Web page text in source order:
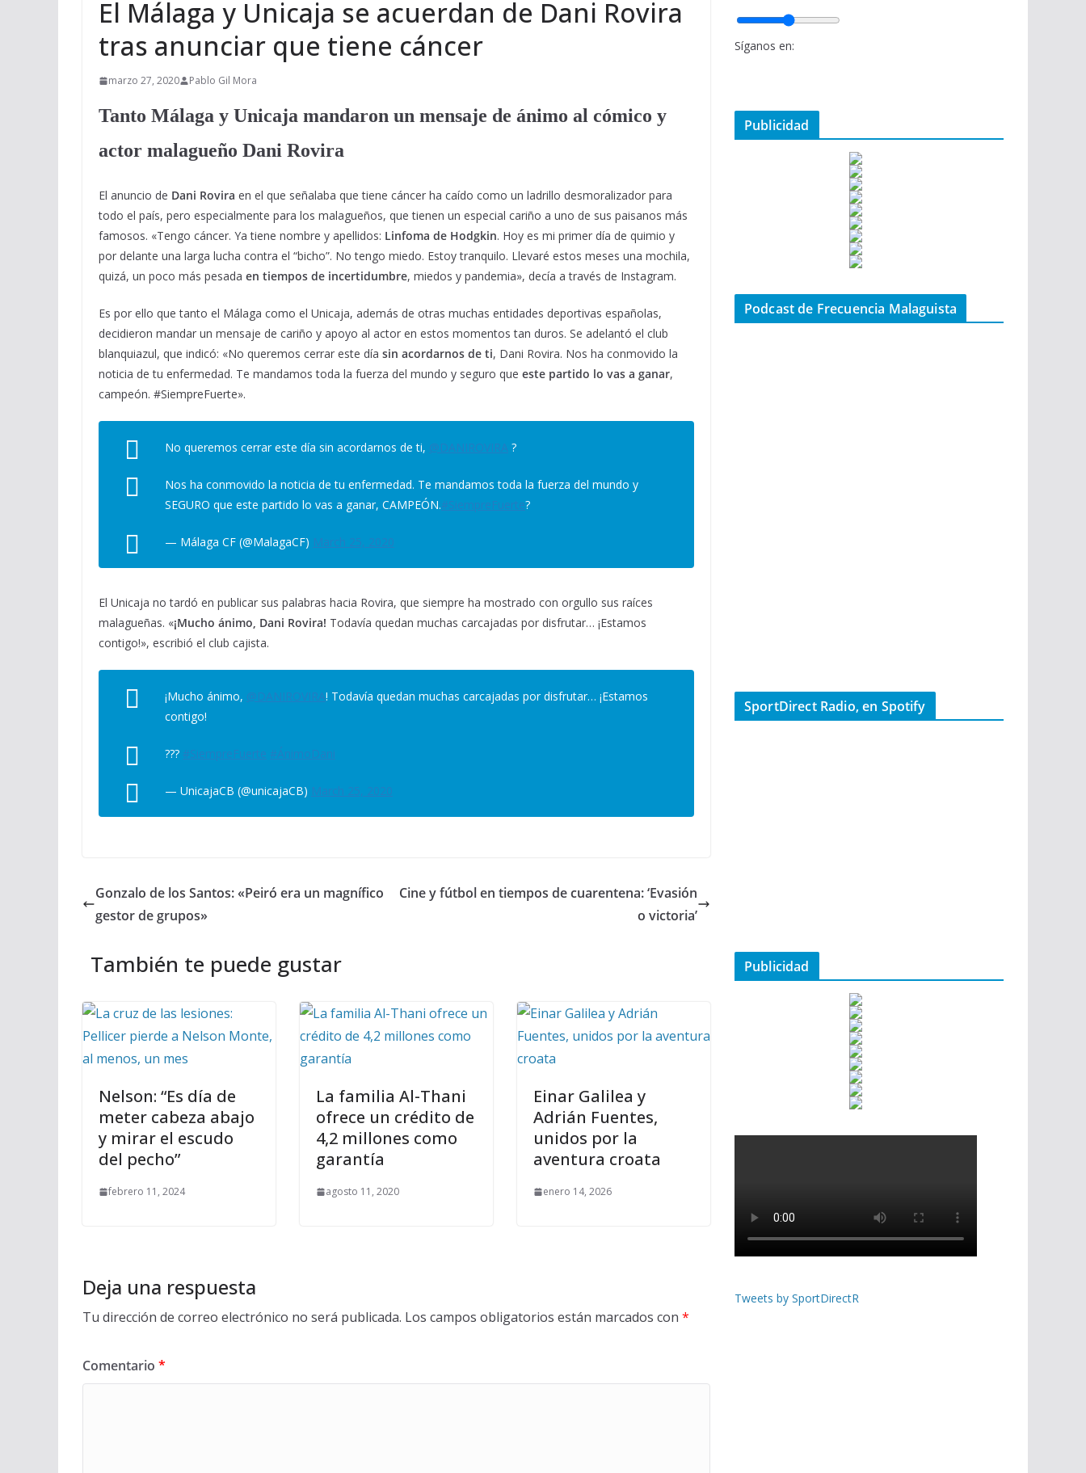
El Málaga y Unicaja se acuerdan de Dani Rovira
tras anunciar que tiene cáncer
marzo 27, 2020 Pablo Gil Mora
Tanto Málaga y Unicaja mandaron un mensaje de ánimo al cómico y
actor malagueño Dani Rovira
El anuncio de Dani Rovira en el que señalaba que tiene cáncer ha caído como un ladrillo desmoralizador para
todo el país, pero especialmente para los malagueños, que tienen un especial cariño a uno de sus paisanos más
famosos. «Tengo cáncer. Ya tiene nombre y apellidos: Linfoma de Hodgkin. Hoy es mi primer día de quimio y
por delante una larga lucha contra el “bicho”. No tengo miedo. Estoy tranquilo. Llevaré estos meses una mochila,
quizá, un poco más pesada en tiempos de incertidumbre, miedos y pandemia», decía a través de Instagram.
Es por ello que tanto el Málaga como el Unicaja, además de otras muchas entidades deportivas españolas,
decidieron mandar un mensaje de cariño y apoyo al actor en estos momentos tan duros. Se adelantó el club
blanquiazul, que indicó: «No queremos cerrar este día sin acordarnos de ti, Dani Rovira. Nos ha conmovido la
noticia de tu enfermedad. Te mandamos toda la fuerza del mundo y seguro que este partido lo vas a ganar,
campeón. #SiempreFuerte».
No queremos cerrar este día sin acordarnos de ti, @DANIROVIRA ?
Nos ha conmovido la noticia de tu enfermedad. Te mandamos toda la fuerza del mundo y
SEGURO que este partido lo vas a ganar, CAMPEÓN.#SiempreFuerte?
— Málaga CF (@MalagaCF) March 25, 2020
El Unicaja no tardó en publicar sus palabras hacia Rovira, que siempre ha mostrado con orgullo sus raíces
malagueñas. «¡Mucho ánimo, Dani Rovira! Todavía quedan muchas carcajadas por disfrutar… ¡Estamos
contigo!», escribió el club cajista.
¡Mucho ánimo, @DANIROVIRA! Todavía quedan muchas carcajadas por disfrutar… ¡Estamos
contigo!
??? #SiempreFuerte #ÁnimoDani
— UnicajaCB (@unicajaCB) March 25, 2020
Gonzalo de los Santos: «Peiró era un magnífico
gestor de grupos»
Cine y fútbol en tiempos de cuarentena: ‘Evasión
o victoria’
También te puede gustar
Nelson: “Es día de
meter cabeza abajo
y mirar el escudo
del pecho”
febrero 11, 2024
La familia Al-Thani
ofrece un crédito de
4,2 millones como
garantía
agosto 11, 2020
Einar Galilea y
Adrián Fuentes,
unidos por la
aventura croata
enero 14, 2026
Deja una respuesta
Tu dirección de correo electrónico no será publicada. Los campos obligatorios están marcados con *
Comentario *
Síganos en:
Publicidad
Podcast de Frecuencia Malaguista
SportDirect Radio, en Spotify
Publicidad
Tweets by SportDirectR